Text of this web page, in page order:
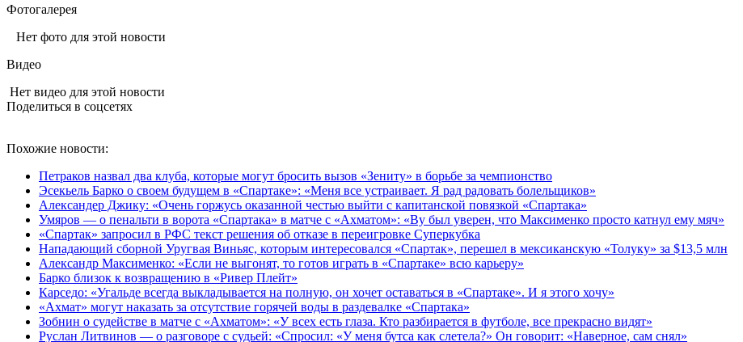
Фотогалерея
Нет фото для этой новости
Видео
Нет видео для этой новости
Поделиться в соцсетях
Похожие новости:
Петраков назвал два клуба, которые могут бросить вызов «Зениту» в борьбе за чемпионство
Эсекьель Барко о своем будущем в «Спартаке»: «Меня все устраивает. Я рад радовать болельщиков»
Александер Джику: «Очень горжусь оказанной честью выйти с капитанской повязкой «Спартака»
Умяров — о пенальти в ворота «Спартака» в матче с «Ахматом»: «Ву был уверен, что Максименко просто катнул ему мяч»
«Спартак» запросил в РФС текст решения об отказе в переигровке Суперкубка
Нападающий сборной Уругвая Виньяс, которым интересовался «Спартак», перешел в мексиканскую «Толуку» за $13,5 млн
Александр Максименко: «Если не выгонят, то готов играть в «Спартаке» всю карьеру»
Барко близок к возвращению в «Ривер Плейт»
Карседо: «Угальде всегда выкладывается на полную, он хочет оставаться в «Спартаке». И я этого хочу»
«Ахмат» могут наказать за отсутствие горячей воды в раздевалке «Спартака»
Зобнин о судействе в матче с «Ахматом»: «У всех есть глаза. Кто разбирается в футболе, все прекрасно видят»
Руслан Литвинов — о разговоре с судьей: «Спросил: «У меня бутса как слетела?» Он говорит: «Наверное, сам снял»